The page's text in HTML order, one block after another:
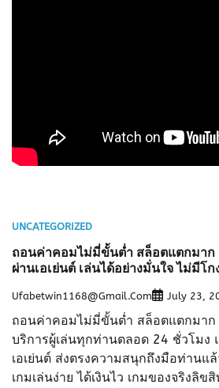
UNCATEGORIZED
ถอนค่าคอมไม่มี่ขั้นต่ำ สล็อตแตกมาก
ผ่านเอเย่นต์ เล่นได้อย่างมั่นใจ ไม่มีโก
Ufabetwin1168@gmail.com July 23,
ถอนค่าคอมไม่มี่ขั้นต่ำ สล็อตแตกมาก
บริการผู้เล่นทุกท่านตลอด 24 ชั่วโมง
เอเย่นต์ ส่งตรงความสนุกถึงมือท่านแ
เกมเล่นง่าย ได้เงินไว เกมของจริงลิ